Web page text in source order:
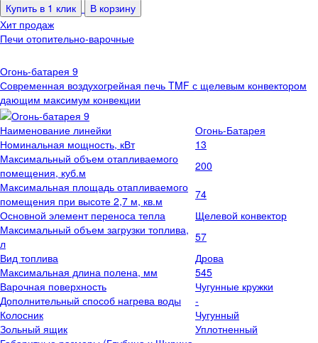
Купить в 1 клик
В корзину
Хит продаж
Печи отопительно-варочные
Огонь-батарея 9
Современная воздухогрейная печь TMF с щелевым конвектором
дающим максимум конвекции
Наименование линейки
Огонь-Батарея
Номинальная мощность, кВт
13
Максимальный объем отапливаемого
помещения, куб.м
200
Максимальная площадь отапливаемого
помещения при высоте 2,7 м, кв.м
74
Основной элемент переноса тепла
Щелевой конвектор
Максимальный объем загрузки топлива,
л
57
Вид топлива
Дрова
Максимальная длина полена, мм
545
Варочная поверхность
Чугунные кружки
Дополнительный способ нагрева воды
-
Колосник
Чугунный
Зольный ящик
Уплотненный